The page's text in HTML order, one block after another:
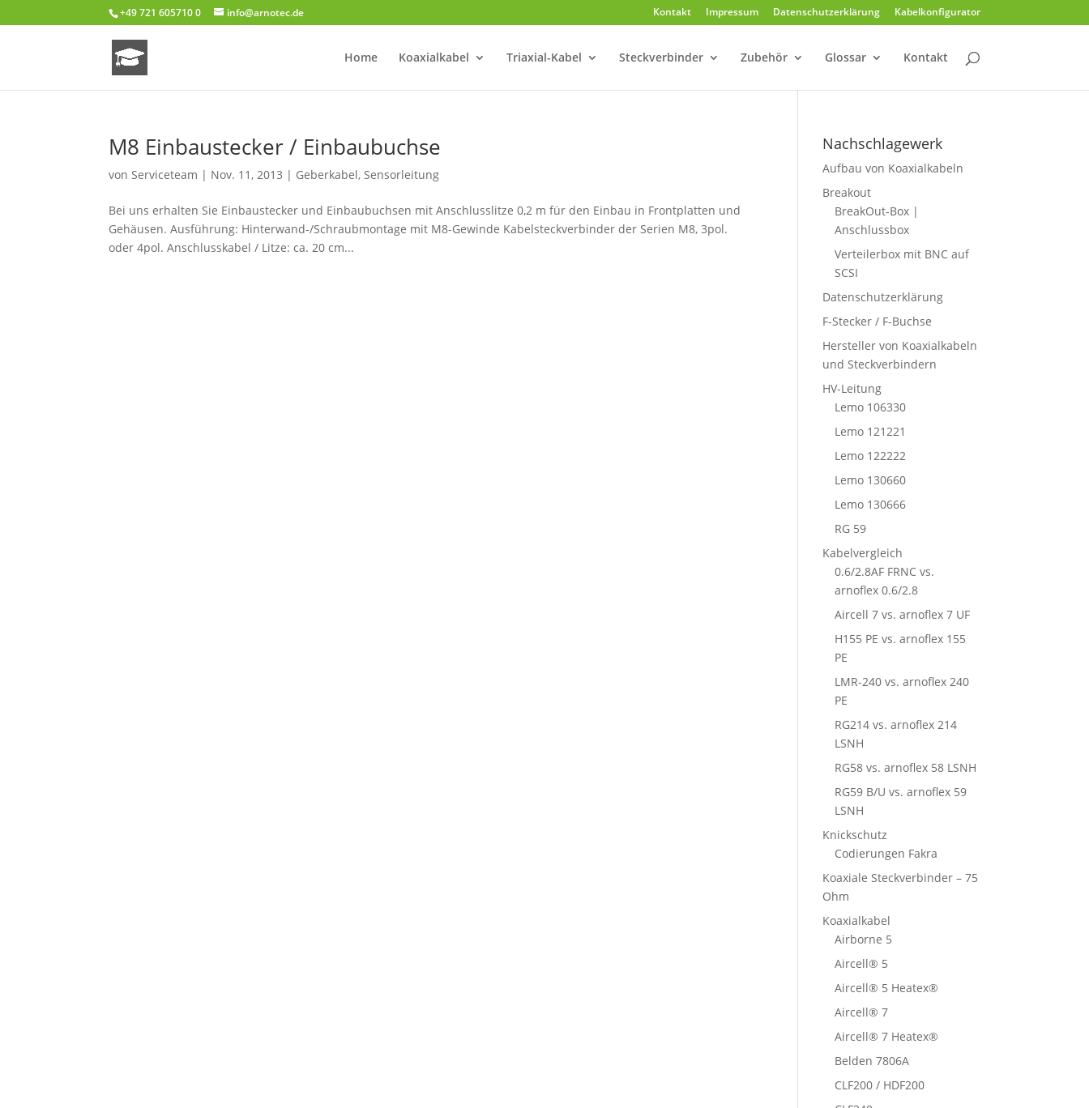
+49 721 605710 0 info@arnotec.de Kontakt Impressum Datenschutzerklärung Kabelkonfigurator
Home Koaxialkabel Triaxial-Kabel Steckverbinder Zubehör Glossar Kontakt
M8 Einbaustecker / Einbaubuchse
vonServiceteam | Nov. 11, 2013 | Geberkabel,Sensorleitung
Bei uns erhalten Sie Einbaustecker und Einbaubuchsen mit Anschlusslitze 0,2 m für den Einbau in Frontplatten und
Gehäusen. Ausführung: Hinterwand-/Schraubmontage mit M8-Gewinde Kabelsteckverbinder der Serien M8, 3pol.
oder 4pol. Anschlusskabel / Litze: ca. 20 cm...
Nachschlagewerk
Aufbau von Koaxialkabeln
Breakout
BreakOut-Box |
Anschlussbox
Verteilerbox mit BNC auf
SCSI
Datenschutzerklärung
F-Stecker / F-Buchse
Hersteller von Koaxialkabeln
und Steckverbindern
HV-Leitung
Lemo 106330
Lemo 121221
Lemo 122222
Lemo 130660
Lemo 130666
RG 59
Kabelvergleich
0.6/2.8AF FRNC vs.
arnoflex 0.6/2.8
Aircell 7 vs. arnoflex 7 UF
H155 PE vs. arnoflex 155
PE
LMR-240 vs. arnoflex 240
PE
RG214 vs. arnoflex 214
LSNH
RG58 vs. arnoflex 58 LSNH
RG59 B/U vs. arnoflex 59
LSNH
Knickschutz
Codierungen Fakra
Koaxiale Steckverbinder – 75
Ohm
Koaxialkabel
Airborne 5
Aircell® 5
Aircell® 5 Heatex®
Aircell® 7
Aircell® 7 Heatex®
Belden 7806A
CLF200 / HDF200